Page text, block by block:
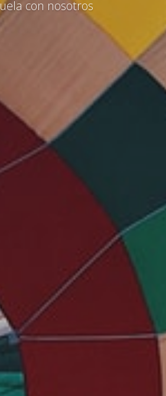
con nosotros
inolvidable